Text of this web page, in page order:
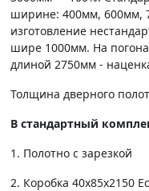
ширине: 400мм, 600мм,
изготовление
шире 1000мм. На
длиной 2750мм -
Толщина дверного
В стандартный
1. Полотно c зарезкой
2. Коробка 40х85х2150